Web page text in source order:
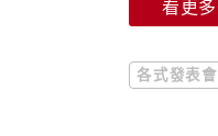
看更多
各式發表會